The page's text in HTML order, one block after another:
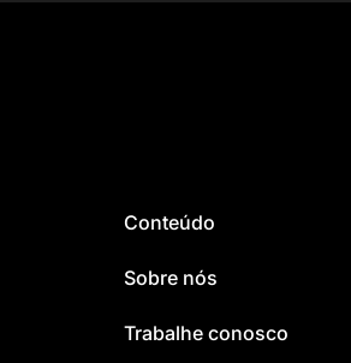
Conteúdo
Sobre nós
Trabalhe conosco